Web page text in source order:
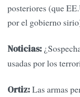
posteriores (que
por el gobierno
Noticias:
usadas por los
Ortiz:Las armas